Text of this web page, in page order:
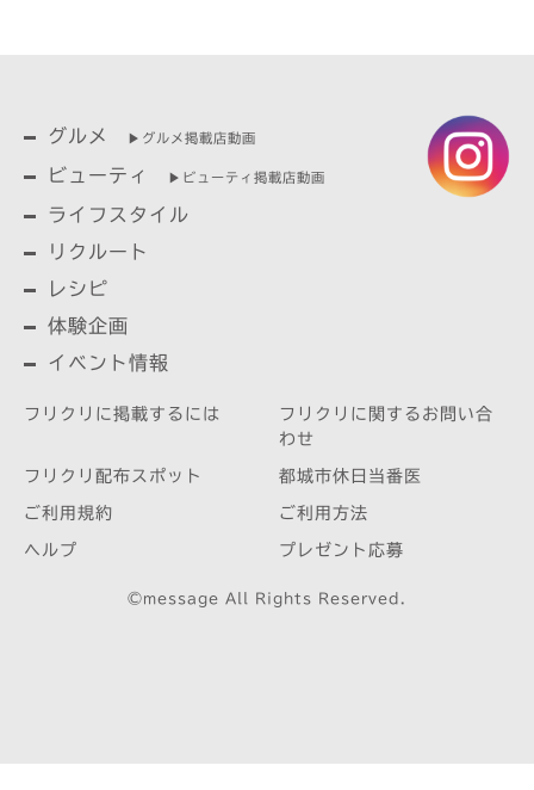
グルメ ▶︎グルメ掲載店動画
ビューティ ▶︎ビューティ掲載店動画
ライフスタイル
リクルート
レシピ
体験企画
イベント情報
フリクリに掲載するには
フリクリに関するお問い合
わせ
フリクリ配布スポット 都城市休日当番医
ご利用規約 ご利用方法
ヘルプ プレゼント応募
©message All Rights Reserved.